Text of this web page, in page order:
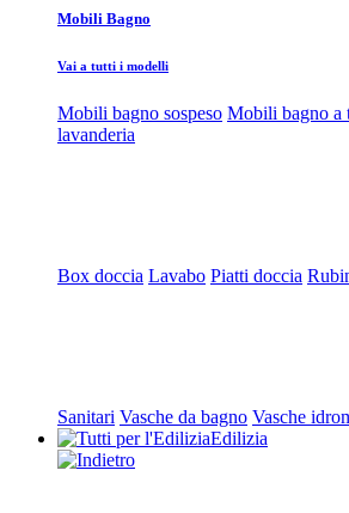
Mobili Bagno
Vai a tutti i modelli
Mobili bagno sospeso Mobili bagno a
lavanderia
Box doccia Lavabo Piatti doccia
Sanitari Vasche da bagno Vasche
Edilizia